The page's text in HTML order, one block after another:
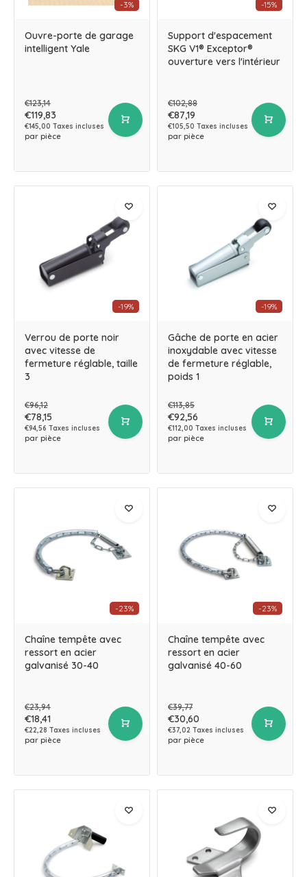
-3%
Ouvre-porte de garage
intelligent Yale
€123,14
€119,83
€145,00 Taxes incluses
par pièce
-15%
Support d'espacement
SKG V1® Exceptor®
ouverture vers l'intérieur
€102,88
€87,19
€105,50 Taxes incluses
par pièce
-19%
Verrou de porte noir
avec vitesse de
fermeture réglable, taille
3
€96,12
€78,15
€94,56 Taxes incluses
par pièce
-19%
Gâche de porte en acier
inoxydable avec vitesse
de fermeture réglable,
poids 1
€113,85
€92,56
€112,00 Taxes incluses
par pièce
-23%
Chaîne tempête avec
ressort en acier
galvanisé 30-40
€23,94
€18,41
€22,28 Taxes incluses
par pièce
-23%
Chaîne tempête avec
ressort en acier
galvanisé 40-60
€39,77
€30,60
€37,02 Taxes incluses
par pièce